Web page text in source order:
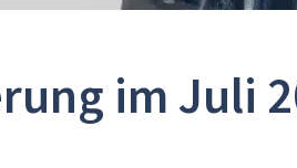
im Juli